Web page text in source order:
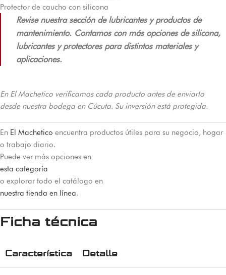
Protector de caucho con silicona
Revise nuestra sección de lubricantes y productos de
mantenimiento. Contamos con más opciones de silicona,
lubricantes y protectores para distintos materiales y
aplicaciones.
En El Machetico verificamos cada producto antes de enviarlo
desde nuestra bodega en Cúcuta. Su inversión está protegida.
En El Machetico encuentra productos útiles para su negocio, hogar
o trabajo diario.
Puede ver más opciones en
esta categoría
o explorar todo el catálogo en
nuestra tienda en línea.
Ficha técnica
Característica Detalle